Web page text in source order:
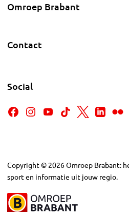
Omroep Brabant
Contact
Social
Copyright © 2026Omroep Brabant:
sport en informatie uit jouw regio.